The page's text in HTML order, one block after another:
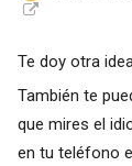
Te doy otra
También te
que mires el
en tu teléfono